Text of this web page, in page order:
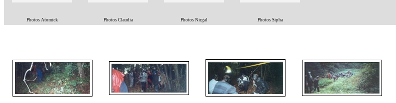
Photos Atomick Photos Claudia Photos Nirgal Photos Sipha